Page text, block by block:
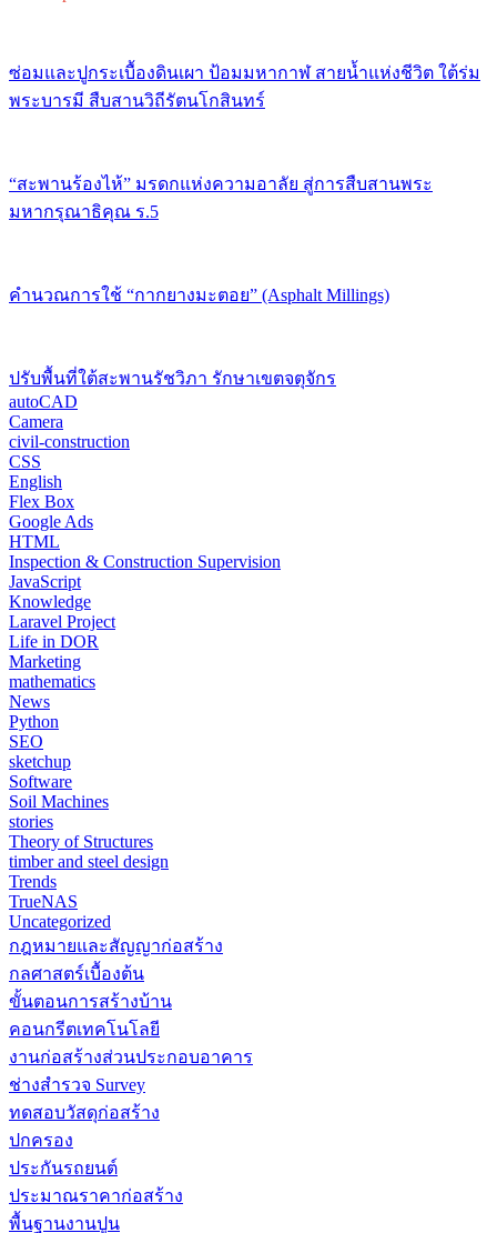
ซ่อมและปูกระเบื้องดินเผา ป้อมมหากาฬ สายน้ำแห่งชีวิต ใต้ร่ม
พระบารมี สืบสานวิถีรัตนโกสินทร์
“สะพานร้องไห้” มรดกแห่งความอาลัย สู่การสืบสานพระ
มหากรุณาธิคุณ ร.5
คำนวณการใช้ “กากยางมะตอย” (Asphalt Millings)
ปรับพื้นที่ใต้สะพานรัชวิภา รักษาเขตจตุจักร
autoCAD
Camera
civil-construction
CSS
English
Flex Box
Google Ads
HTML
Inspection & Construction Supervision
JavaScript
Knowledge
Laravel Project
Life in DOR
Marketing
mathematics
News
Python
SEO
sketchup
Software
Soil Machines
stories
Theory of Structures
timber and steel design
Trends
TrueNAS
Uncategorized
กฎหมายและสัญญาก่อสร้าง
กลศาสตร์เบื้องต้น
ขั้นตอนการสร้างบ้าน
คอนกรีตเทคโนโลยี
งานก่อสร้างส่วนประกอบอาคาร
ช่างสำรวจ Survey
ทดสอบวัสดุก่อสร้าง
ปกครอง
ประกันรถยนต์
ประมาณราคาก่อสร้าง
พื้นฐานงานปูน